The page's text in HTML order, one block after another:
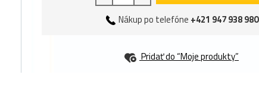
Nákup po telefóne +421 947 938 980
Pridať do “Moje produkty”